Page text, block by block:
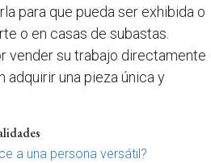
para que pueda ser exhibida o
o en casas de subastas.
vender su trabajo directamente
adquirir una pieza única y
a una persona versátil?